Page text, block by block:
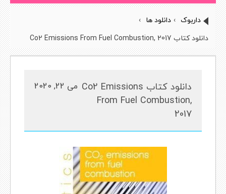
داربوک › دانلود ها ›
دانلود کتاب Co2 Emissions From Fuel Combustion, 2017
دانلود کتاب Co2 Emissions
From Fuel Combustion,
2017
می 22, 2020